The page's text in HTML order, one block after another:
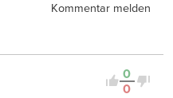
Kommentar melden
0
0